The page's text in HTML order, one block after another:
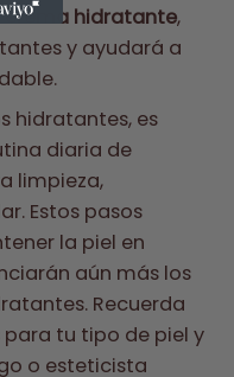
crema hidratante,
y ayudará a
hidratantes, es
diaria de
limpieza,
Estos pasos
la piel en
aún más los
Recuerda
tu tipo de piel y
o esteticista